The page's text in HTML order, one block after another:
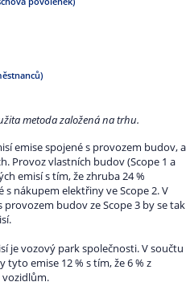
metoda založená na trhu.
emise spojené s provozem budov, a
Provoz vlastních budov (Scope 1 a
emisí s tím, že zhruba 24 %
nákupem elektřiny ve Scope 2. V
budov ze Scope 3 by se tak
je vozový park společnosti. V součtu
emise 12 % s tím, že 6 % z
vozidlům.